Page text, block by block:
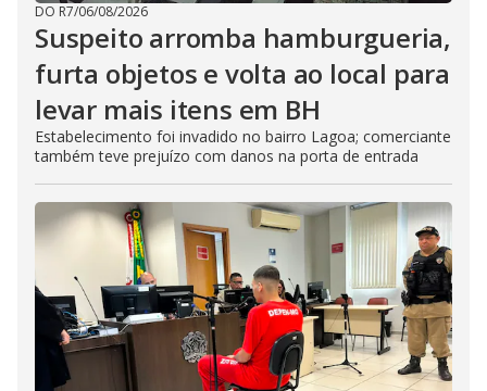
DO R7/06/08/2026
Suspeito arromba hamburgueria,
furta objetos e volta ao local para
levar mais itens em BH
Estabelecimento foi invadido no bairro Lagoa; comerciante
também teve prejuízo com danos na porta de entrada